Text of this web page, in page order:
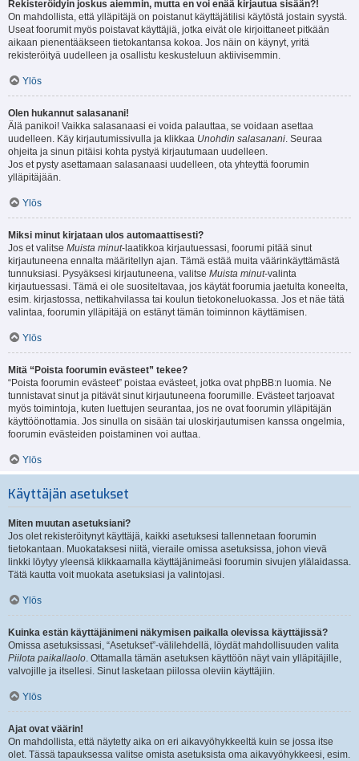
Rekisteröidyin joskus aiemmin, mutta en voi enää kirjautua sisään?!
On mahdollista, että ylläpitäjä on poistanut käyttäjätilisi käytöstä jostain syystä.
Useat foorumit myös poistavat käyttäjiä, jotka eivät ole kirjoittaneet pitkään
aikaan pienentääkseen tietokantansa kokoa. Jos näin on käynyt, yritä
rekisteröityä uudelleen ja osallistu keskusteluun aktiivisemmin.
Ylös
Olen hukannut salasanani!
Älä panikoi! Vaikka salasanaasi ei voida palauttaa, se voidaan asettaa
uudelleen. Käy kirjautumissivulla ja klikkaa Unohdin salasanani. Seuraa
ohjeita ja sinun pitäisi kohta pystyä kirjautumaan uudelleen.
Jos et pysty asettamaan salasanaasi uudelleen, ota yhteyttä foorumin
ylläpitäjään.
Ylös
Miksi minut kirjataan ulos automaattisesti?
Jos et valitse Muista minut-laatikkoa kirjautuessasi, foorumi pitää sinut
kirjautuneena ennalta määritellyn ajan. Tämä estää muita väärinkäyttämästä
tunnuksiasi. Pysyäksesi kirjautuneena, valitse Muista minut-valinta
kirjautuessasi. Tämä ei ole suositeltavaa, jos käytät foorumia jaetulta koneelta,
esim. kirjastossa, nettikahvilassa tai koulun tietokoneluokassa. Jos et näe tätä
valintaa, foorumin ylläpitäjä on estänyt tämän toiminnon käyttämisen.
Ylös
Mitä “Poista foorumin evästeet” tekee?
“Poista foorumin evästeet” poistaa evästeet, jotka ovat phpBB:n luomia. Ne
tunnistavat sinut ja pitävät sinut kirjautuneena foorumille. Evästeet tarjoavat
myös toimintoja, kuten luettujen seurantaa, jos ne ovat foorumin ylläpitäjän
käyttöönottamia. Jos sinulla on sisään tai uloskirjautumisen kanssa ongelmia,
foorumin evästeiden poistaminen voi auttaa.
Ylös
Käyttäjän asetukset
Miten muutan asetuksiani?
Jos olet rekisteröitynyt käyttäjä, kaikki asetuksesi tallennetaan foorumin
tietokantaan. Muokataksesi niitä, vieraile omissa asetuksissa, johon vievä
linkki löytyy yleensä klikkaamalla käyttäjänimeäsi foorumin sivujen ylälaidassa.
Tätä kautta voit muokata asetuksiasi ja valintojasi.
Ylös
Kuinka estän käyttäjänimeni näkymisen paikalla olevissa käyttäjissä?
Omissa asetuksissasi, “Asetukset”-välilehdellä, löydät mahdollisuuden valita
Piilota paikallaolo. Ottamalla tämän asetuksen käyttöön näyt vain ylläpitäjille,
valvojille ja itsellesi. Sinut lasketaan piilossa oleviin käyttäjiin.
Ylös
Ajat ovat väärin!
On mahdollista, että näytetty aika on eri aikavyöhykkeeltä kuin se jossa itse
olet. Tässä tapauksessa valitse omista asetuksista oma aikavyöhykkeesi, esim.